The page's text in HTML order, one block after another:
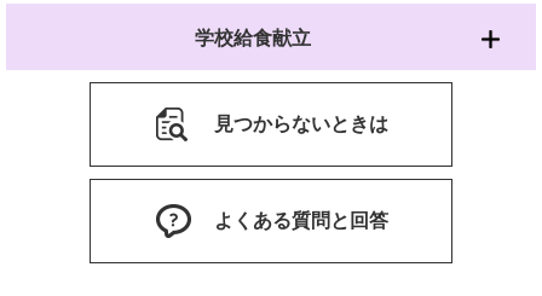
学校給食献立
見つからないときは
よくある質問と回答